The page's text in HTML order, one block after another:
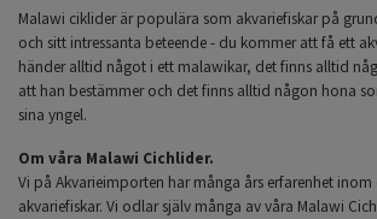
Malawi ciklider är populära som akvariefiskar på
och sitt intressanta beteende - du kommer att få ett
händer alltid något i ett malawikar, det finns alltid
att han bestämmer och det finns alltid någon hona
sina yngel.
Om våra Malawi Cichlider.
Vi på Akvarieimporten har många års erfarenhet
akvariefiskar. Vi odlar själv många av våra Malawi